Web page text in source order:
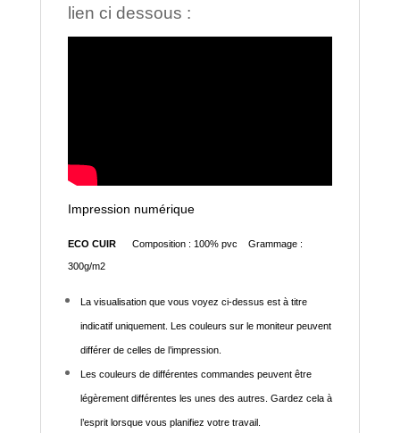
lien ci dessous :
Impression numérique
ECO CUIR Composition : 100% pvc Grammage :
300g/m2
La visualisation que vous voyez ci-dessus est à titre
indicatif uniquement. Les couleurs sur le moniteur peuvent
différer de celles de l’impression.
Les couleurs de différentes commandes peuvent être
légèrement différentes les unes des autres. Gardez cela à
l’esprit lorsque vous planifiez votre travail.